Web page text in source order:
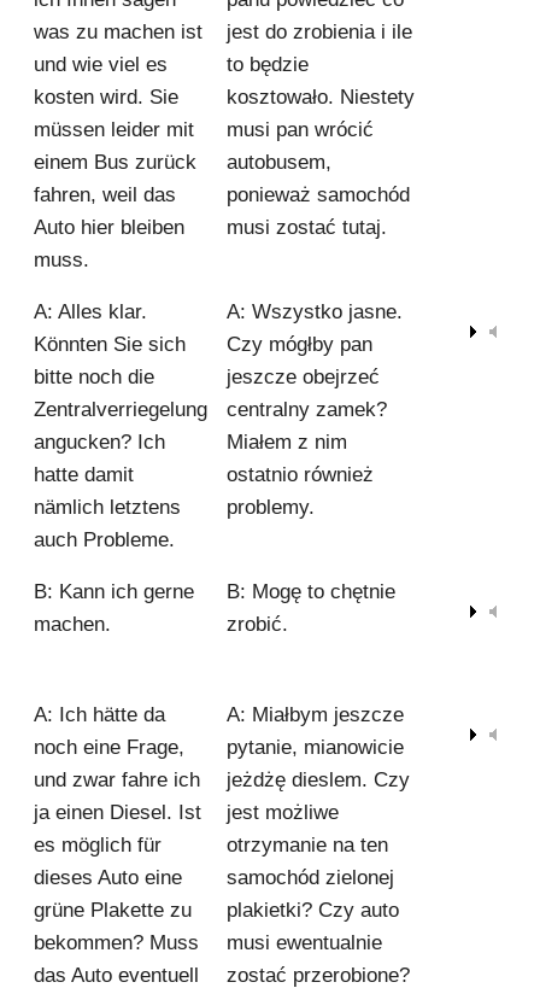
was zu machen ist
und wie viel es
kosten wird. Sie
müssen leider mit
einem Bus zurück
fahren, weil das
Auto hier bleiben
muss.
jest do zrobienia i ile
to będzie
kosztowało. Niestety
musi pan wrócić
autobusem,
ponieważ samochód
musi zostać tutaj.
A: Alles klar.
Könnten Sie sich
bitte noch die
Zentralverriegelung
angucken? Ich
hatte damit
nämlich letztens
auch Probleme.
A: Wszystko jasne.
Czy mógłby pan
jeszcze obejrzeć
centralny zamek?
Miałem z nim
ostatnio również
problemy.
B: Kann ich gerne
machen.
B: Mogę to chętnie
zrobić.
A: Ich hätte da
noch eine Frage,
und zwar fahre ich
ja einen Diesel. Ist
es möglich für
dieses Auto eine
grüne Plakette zu
bekommen? Muss
das Auto eventuell
A: Miałbym jeszcze
pytanie, mianowicie
jeżdżę dieslem. Czy
jest możliwe
otrzymanie na ten
samochód zielonej
plakietki? Czy auto
musi ewentualnie
zostać przerobione?